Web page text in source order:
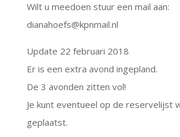
Wilt u meedoen stuur een mail aan:
dianahoefs@kpnmail.nl
Update 22 februari 2018
Er is een extra avond ingepland.
De 3 avonden zitten vol!
Je kunt eventueel op de reservelijst
geplaatst.